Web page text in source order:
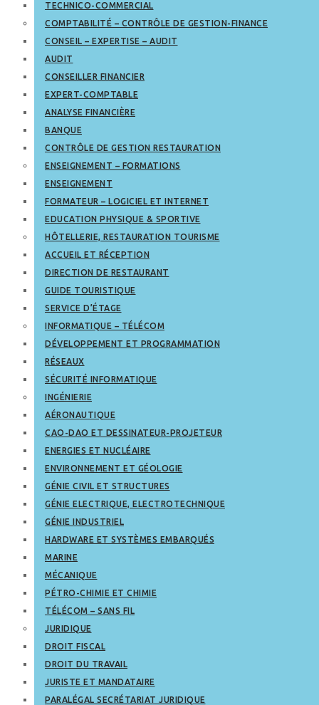
TECHNICO-COMMERCIAL
COMPTABILITÉ – CONTRÔLE DE GESTION-FINANCE
CONSEIL – EXPERTISE – AUDIT
AUDIT
CONSEILLER FINANCIER
EXPERT-COMPTABLE
ANALYSE FINANCIÈRE
BANQUE
CONTRÔLE DE GESTION RESTAURATION
ENSEIGNEMENT – FORMATIONS
ENSEIGNEMENT
FORMATEUR – LOGICIEL ET INTERNET
EDUCATION PHYSIQUE & SPORTIVE
HÔTELLERIE, RESTAURATION TOURISME
ACCUEIL ET RÉCEPTION
DIRECTION DE RESTAURANT
GUIDE TOURISTIQUE
SERVICE D’ÉTAGE
INFORMATIQUE – TÉLÉCOM
DÉVELOPPEMENT ET PROGRAMMATION
RÉSEAUX
SÉCURITÉ INFORMATIQUE
INGÉNIERIE
AÉRONAUTIQUE
CAO-DAO ET DESSINATEUR-PROJETEUR
ENERGIES ET NUCLÉAIRE
ENVIRONNEMENT ET GÉOLOGIE
GÉNIE CIVIL ET STRUCTURES
GÉNIE ELECTRIQUE, ELECTROTECHNIQUE
GÉNIE INDUSTRIEL
HARDWARE ET SYSTÈMES EMBARQUÉS
MARINE
MÉCANIQUE
PÉTRO-CHIMIE ET CHIMIE
TÉLÉCOM – SANS FIL
JURIDIQUE
DROIT FISCAL
DROIT DU TRAVAIL
JURISTE ET MANDATAIRE
PARALÉGAL SECRÉTARIAT JURIDIQUE